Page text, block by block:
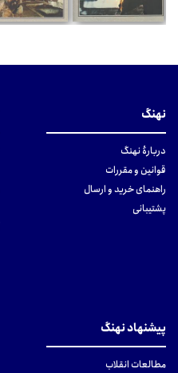
نهنگ
دربارهٔ نهنگ
قوانین و مقررات
راهنمای خرید و ارسال
پشتیبانی
پیشنهاد نهنگ
مطالعات انقلاب